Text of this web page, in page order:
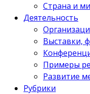
Страна и
Деятельность
Выставки,
Примеры
Развитие
Рубрики